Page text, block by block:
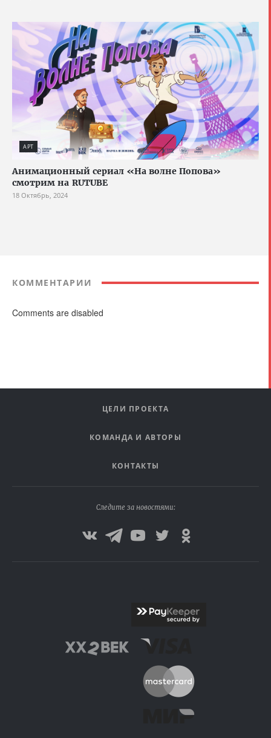
АРТ
Анимационный сериал «На волне Попова»
смотрим на RUTUBE
18 Октябрь, 2024
КОММЕНТАРИИ
Comments are disabled
ЦЕЛИ ПРОЕКТА
КОМАНДА И АВТОРЫ
КОНТАКТЫ
Следите за новостями: